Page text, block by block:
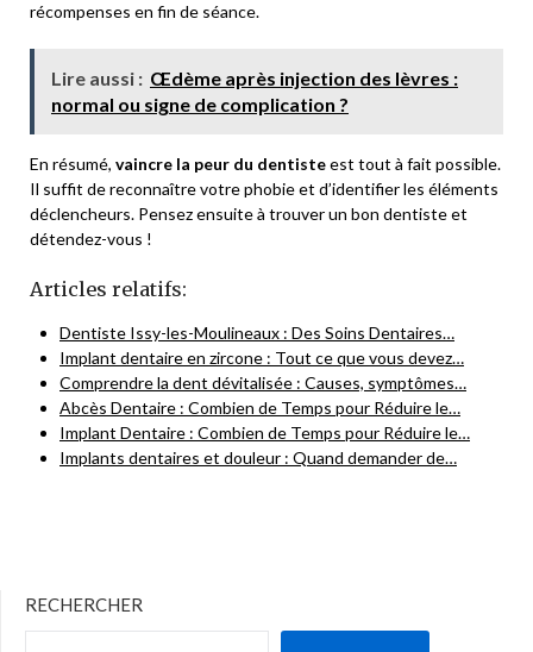
récompenses en fin de séance.
Lire aussi : Œdème après injection des lèvres :
normal ou signe de complication ?
En résumé, vaincre la peur du dentisteest tout à fait possible.
Il suffit de reconnaître votre phobie et d’identifier les éléments
déclencheurs. Pensez ensuite à trouver un bon dentiste et
détendez-vous !
Articles relatifs:
Dentiste Issy-les-Moulineaux : Des Soins Dentaires…
Implant dentaire en zircone : Tout ce que vous devez…
Comprendre la dent dévitalisée : Causes, symptômes…
Abcès Dentaire : Combien de Temps pour Réduire le…
Implant Dentaire : Combien de Temps pour Réduire le…
Implants dentaires et douleur : Quand demander de…
RECHERCHER